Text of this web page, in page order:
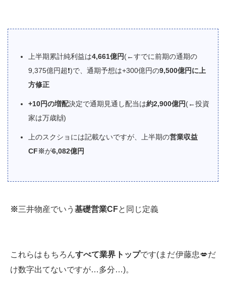
上半期累計純利益は4,661億円(←すでに前期の通期の
9,375億円超❗️)で、通期予想は+300億円の9,500億円に上
方修正
+10円の増配決定で通期見通し配当は約2,900億円(←投資
家は万歳🙌)
上のスクショには記載ないですが、上半期の営業収益
CF※が6,082億円
※三井物産でいう 基礎営業CFと同じ定義
これらはもちろんすべて業界トップです(まだ伊藤忠💋だ
け数字出てないですが…多分…)。